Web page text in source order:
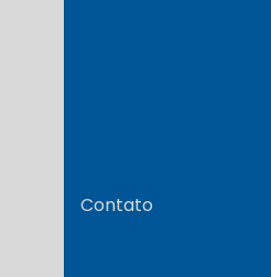
Contato